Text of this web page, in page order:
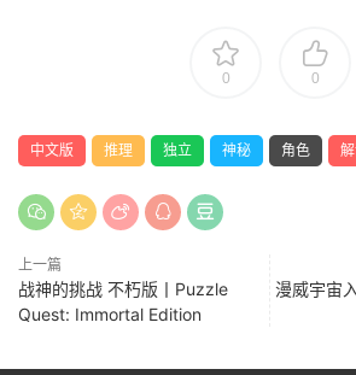
0 0
中文版 推理 独立 神秘 角色
上一篇
战神的挑战 不朽版丨Puzzle
Quest: Immortal Edition
漫威宇宙